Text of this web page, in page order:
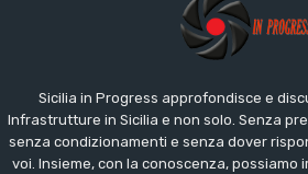
Sicilia in Progress approfondisce e
Infrastrutture in Sicilia e non solo. Senza
senza condizionamenti e senza dover
voi. Insieme, con la conoscenza, possiamo